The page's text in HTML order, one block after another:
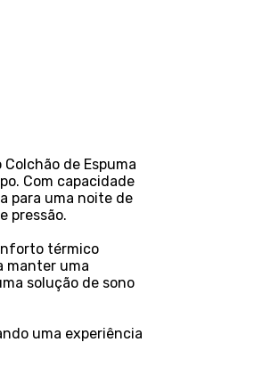
de Espuma
Com capacidade
para uma noite de
pressão.
térmico
manter uma
solução de sono
uma experiência